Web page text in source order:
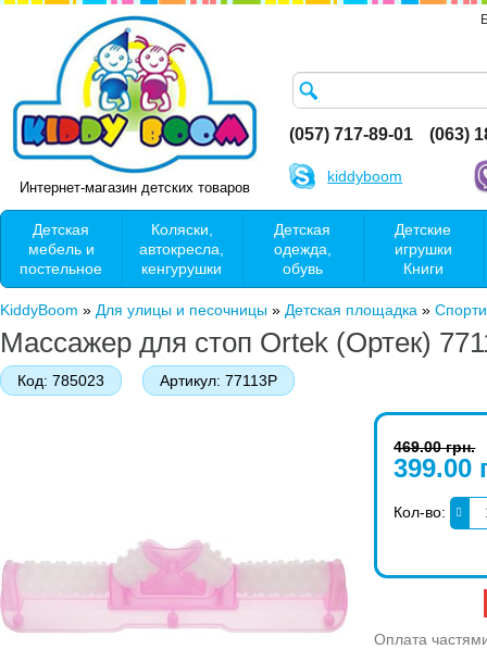
Интернет-магазин детских товаров
(057) 717-89-01 (063)
kiddyboom
Детская
мебель и
постельное
Коляски,
автокресла,
кенгурушки
Детская
одежда,
обувь
Детские
игрушки
Книги
KiddyBoom » Для улицы и песочницы » Детская площадка »
Массажер для стоп Ortek (Ортек)
Код: 785023 Артикул: 77113P
469.00 грн.
399.00
Кол-во:
Оплата